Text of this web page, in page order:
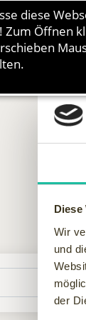
Wir
und
der
wird,
oder
– Bayern